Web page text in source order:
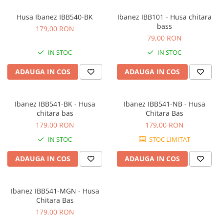
Stabilizatoare de tensiune UPS si
Power Conditioner
Microfoane
Accesorii de microfoane
Microfoane de broadcast
Microfoane de instrumente
Microfoane de studio
Microfoane de Suprafata
Microfoane lavaliera si headset
Microfoane podcast, USB, iOS /
Husa Ibanez IBB540-BK
179,00 RON
IN STOC
ADAUGA IN COS
Ibanez IBB101 - Husa chitara
bass
79,00 RON
IN STOC
ADAUGA IN COS
Ibanez IBB541-BK - Husa
chitara bas
179,00 RON
IN STOC
ADAUGA IN COS
Ibanez IBB541-NB - Husa
Chitara Bas
179,00 RON
STOC LIMITAT
ADAUGA IN COS
Ibanez IBB541-MGN - Husa
Chitara Bas
179,00 RON